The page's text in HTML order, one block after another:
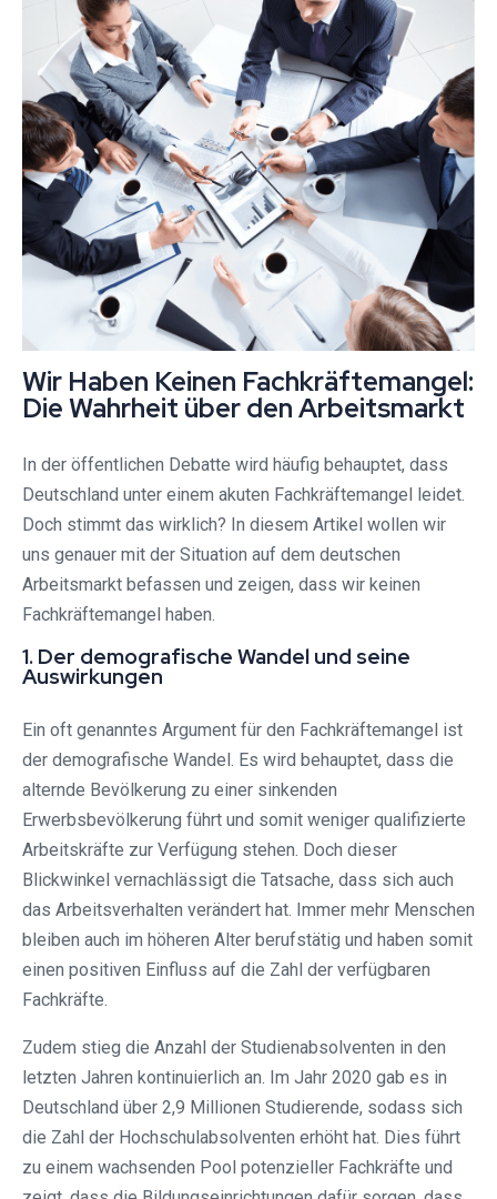
Wir Haben Keinen Fachkräftemangel:
Die Wahrheit über den Arbeitsmarkt
In der öffentlichen Debatte wird häufig behauptet, dass
Deutschland unter einem akuten Fachkräftemangel leidet.
Doch stimmt das wirklich? In diesem Artikel wollen wir
uns genauer mit der Situation auf dem deutschen
Arbeitsmarkt befassen und zeigen, dass wir keinen
Fachkräftemangel haben.
1. Der demografische Wandel und seine
Auswirkungen
Ein oft genanntes Argument für den Fachkräftemangel ist
der demografische Wandel. Es wird behauptet, dass die
alternde Bevölkerung zu einer sinkenden
Erwerbsbevölkerung führt und somit weniger qualifizierte
Arbeitskräfte zur Verfügung stehen. Doch dieser
Blickwinkel vernachlässigt die Tatsache, dass sich auch
das Arbeitsverhalten verändert hat. Immer mehr Menschen
bleiben auch im höheren Alter berufstätig und haben somit
einen positiven Einfluss auf die Zahl der verfügbaren
Fachkräfte.
Zudem stieg die Anzahl der Studienabsolventen in den
letzten Jahren kontinuierlich an. Im Jahr 2020 gab es in
Deutschland über 2,9 Millionen Studierende, sodass sich
die Zahl der Hochschulabsolventen erhöht hat. Dies führt
zu einem wachsenden Pool potenzieller Fachkräfte und